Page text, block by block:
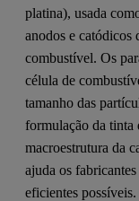
platina), usada
anodos e catódicos
combustível. Os
célula de
tamanho das
formulação da tinta
macroestrutura da
ajuda os
eficientes possíveis.